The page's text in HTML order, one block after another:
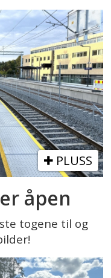
PLUSS
åpen
togene til og